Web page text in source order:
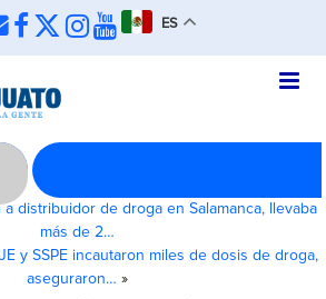
ES
a distribuidor de droga en Salamanca, llevaba
más de 2…
y SSPE incautaron miles de dosis de droga,
aseguraron… »